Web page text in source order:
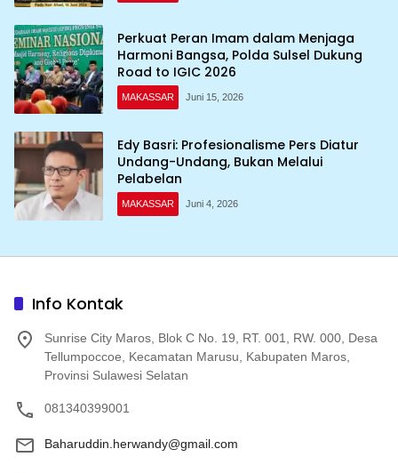
Perkuat Peran Imam dalam Menjaga
Harmoni Bangsa, Polda Sulsel Dukung
Road to IGIC 2026
MAKASSAR Juni 15, 2026
Edy Basri: Profesionalisme Pers Diatur
Undang-Undang, Bukan Melalui
Pelabelan
MAKASSAR Juni 4, 2026
Info Kontak
Sunrise City Maros, Blok C No. 19, RT. 001, RW. 000, Desa
Tellumpoccoe, Kecamatan Marusu, Kabupaten Maros,
Provinsi Sulawesi Selatan
081340399001
Baharuddin.herwandy@gmail.com